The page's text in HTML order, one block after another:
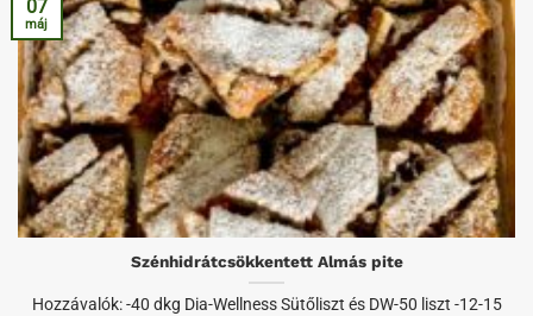
Szénhidrátcsökkentett Almás pite
Hozzávalók: -40 dkg Dia-Wellness Sütőliszt és DW-50 liszt -12-15
07
máj